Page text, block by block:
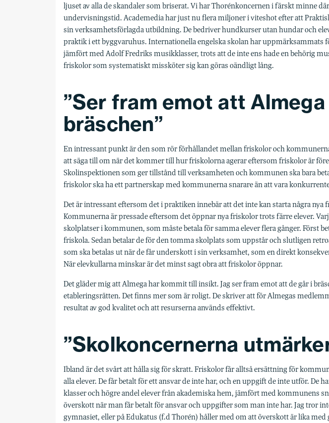
ljuset av alla de skandaler som briserat. Vi har Thorénkoncernen i färskt minne
undervisningstid. Academedia har just nu flera miljoner i viteshot efter att
sin verksamhetsförlagda utbildning. De bedriver hundkurser utan hundar och
praktik i ett byggvaruhus. Internationella engelska skolan har uppmärksammats
jämfört med Adolf Fredriks musikklasser, trots att de inte ens hade en behörig
friskolor som systematiskt missköter sig kan göras oändligt lång.
”Ser fram emot att
bräschen”
En intressant punkt är den som rör förhållandet mellan friskolor och
att säga till om när det kommer till hur friskolorna agerar eftersom friskolor är
Skolinspektionen som ger tillstånd till verksamheten och kommunen ska bara
friskolor ska ha ett partnerskap med kommunerna snarare än att vara
Det är intressant eftersom det i praktiken innebär att det inte kan starta några
Kommunerna är pressade eftersom det öppnar nya friskolor trots färre elever.
skolplatser i kommunen, som måste betala för samma elever flera gånger. Först
friskola. Sedan betalar de för den tomma skolplats som uppstår och slutligen
som ska betalas ut när de får underskott i sin verksamhet, som en direkt
När elevkullarna minskar är det minst sagt obra att friskolor öppnar.
Det gläder mig att Almega har kommit till insikt. Jag ser fram emot att de går i
etableringsrätten. Det finns mer som är roligt. De skriver att för Almegas
resultat av god kvalitet och att resurserna används effektivt.
”Skolkoncernerna
Ibland är det svårt att hålla sig för skratt. Friskolor får alltså ersättning för
alla elever. De får betalt för ett ansvar de inte har, och en uppgift de inte utför. De
klasser och högre andel elever från akademiska hem, jämfört med kommunens
överskott när man får betalt för ansvar och uppgifter som man inte har. Jag tror
gymnasiet, eller på Edukatus (f.d Thorén) håller med om att överskott är lika med